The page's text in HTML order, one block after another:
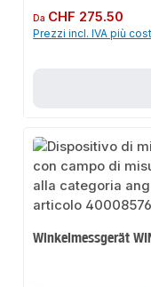
Prezzo normale:
Da CHF 275.50
Prezzi incl. IVA più
Winkelmessgerät